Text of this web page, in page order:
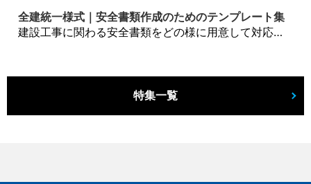
全建統一様式｜安全書類作成のためのテンプレート集
建設工事に関わる安全書類をどの様に用意して対応するか？関連書式テンプレートから書き方の注意点などの役立つコラムをbizoceanがお届けします。
特集一覧